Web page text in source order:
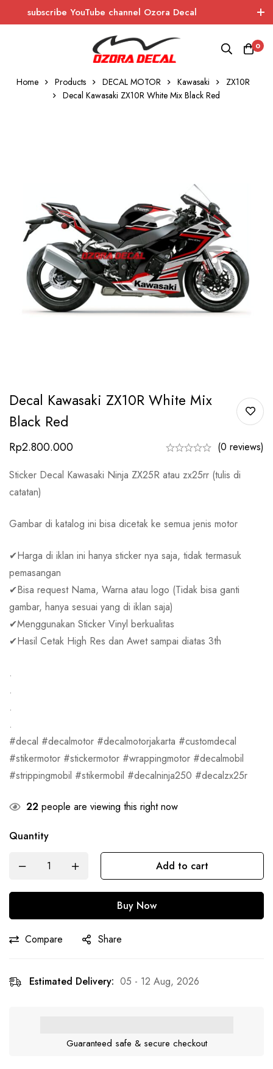
subscribe YouTube channel Ozora Decal
0
Home Products DECAL MOTOR Kawasaki
ZX10R
Decal Kawasaki ZX10R White Mix Black Red
Decal Kawasaki ZX10R White Mix
Black Red
Rp2.800.000
(0 reviews)
Sticker Decal Kawasaki Ninja ZX25R atau zx25rr (tulis di
catatan)
Gambar di katalog ini bisa dicetak ke semua jenis motor
✔Harga di iklan ini hanya sticker nya saja, tidak termasuk
pemasangan
✔Bisa request Nama, Warna atau logo (Tidak bisa ganti
gambar, hanya sesuai yang di iklan saja)
✔Menggunakan Sticker Vinyl berkualitas
✔Hasil Cetak High Res dan Awet sampai diatas 3th
.
.
.
.
#decal #decalmotor #decalmotorjakarta #customdecal
#stikermotor #stickermotor #wrappingmotor #decalmobil
#strippingmobil #stikermobil #decalninja250 #decalzx25r
22 people are viewing this right now
Quantity
Add to cart
Buy Now
Compare Share
Estimated Delivery: 05 - 12 Aug, 2026
Guaranteed safe & secure checkout